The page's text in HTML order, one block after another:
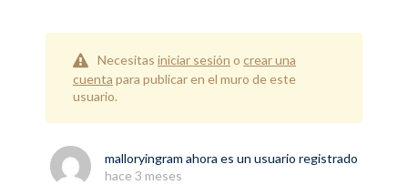
Necesitas iniciar sesión o crear una
cuenta para publicar en el muro de este
usuario.
malloryingram ahora es un usuario registrado
hace 3 meses